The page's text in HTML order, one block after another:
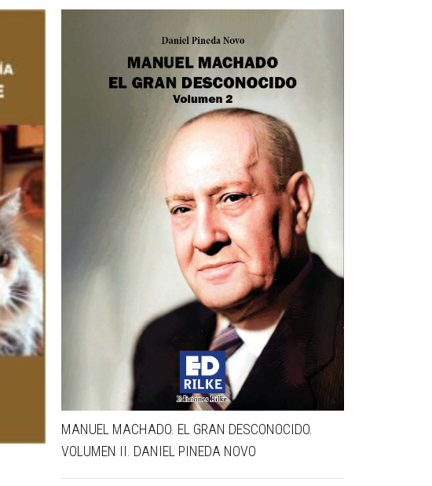
MANUEL MACHADO. EL GRAN DESCONOCIDO.
VOLUMEN II. DANIEL PINEDA NOVO